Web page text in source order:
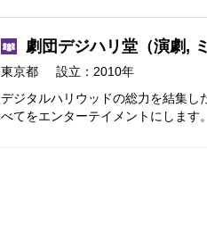
劇団デジハリ堂 （演劇,
東京都
設立：2010年
デジタルハリウッドの総力を結集し
べてをエンターテイメントにします。